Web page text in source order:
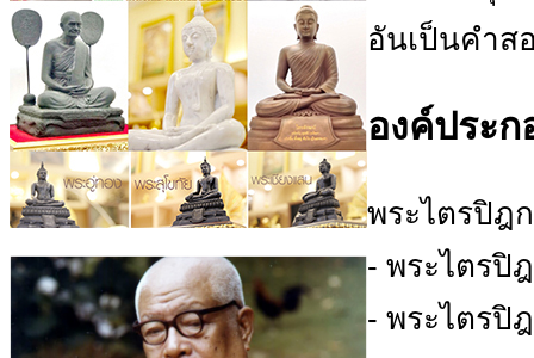
อันเป็นคำส
องค์ประ
พระไตรปิฎ
- พระไตรปิ
- พระไตรปิ